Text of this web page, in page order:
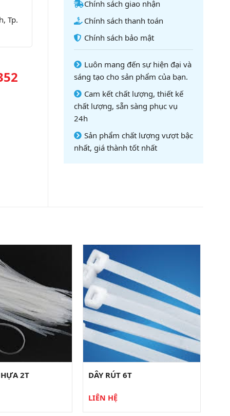
Tp.
Chính sách giao nhận
Chính sách thanh toán
Chính sách bảo mật
Luôn mang đến sự hiện đại và
sáng tạo cho sản phẩm của bạn.
Cam kết chất lượng, thiết kế
chất lượng, sẵn sàng phục vụ
24h
Sản phẩm chất lượng vượt bậc
nhất, giá thành tốt nhất
2T DÂY RÚT 6T
LIÊN HỆ